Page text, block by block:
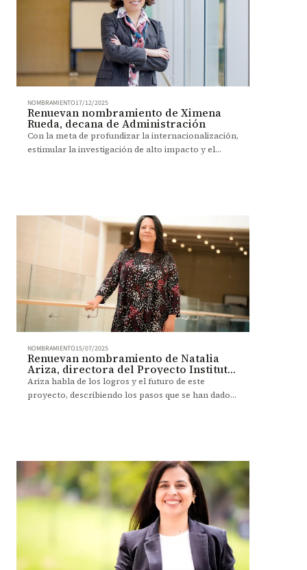
NOMBRAMIENTO17/12/2025
Renuevan nombramiento de Ximena
Rueda, decana de Administración
Con la meta de profundizar la internacionalización,
estimular la investigación de alto impacto y el
NOMBRAMIENTO15/07/2025
Renuevan nombramiento de Natalia
Ariza, directora del Proyecto Instituto
Tecnológico de Uniandes
Ariza habla de los logros y el futuro de este
proyecto, describiendo los pasos que se han dado